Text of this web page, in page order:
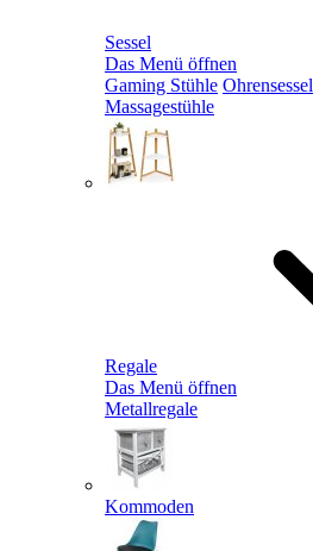
Sessel
Das Menü öffnen
Gaming Stühle Ohrensessel
Massagestühle
Regale
Das Menü öffnen
Metallregale
Kommoden